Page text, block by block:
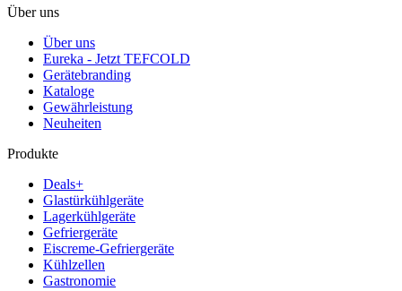
Über uns
Über uns
Eureka - Jetzt TEFCOLD
Gerätebranding
Kataloge
Gewährleistung
Neuheiten
Produkte
Deals+
Glastürkühlgeräte
Lagerkühlgeräte
Gefriergeräte
Eiscreme-Gefriergeräte
Kühlzellen
Gastronomie